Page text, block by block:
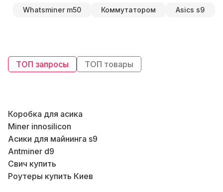
Whatsminer m50 Коммутатором Asics s9
ТОП запросы ТОП товары
Коробка для асика
Miner innosilicon
Асики для майнинга s9
Antminer d9
Свич купить
Роутеры купить Киев